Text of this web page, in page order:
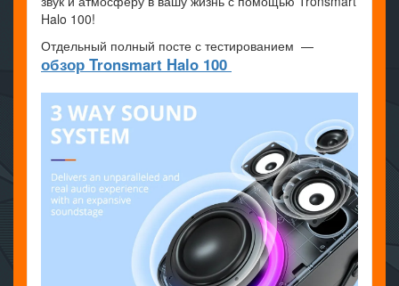
Halo 100!
Отдельный полный посте с тестированием —
обзор Tronsmart Halo 100